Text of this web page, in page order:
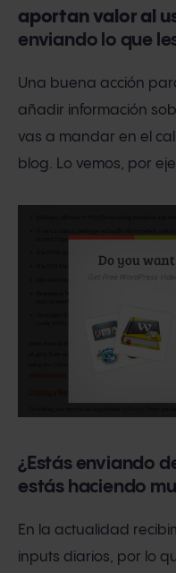
aportan valor al
enviando lo que
Una buena acción
añadir información
vas a mandar en el
blog. Lo vemos, por
¿Estás enviando
estás haciendo
En la actualidad
inputs diarios, por lo